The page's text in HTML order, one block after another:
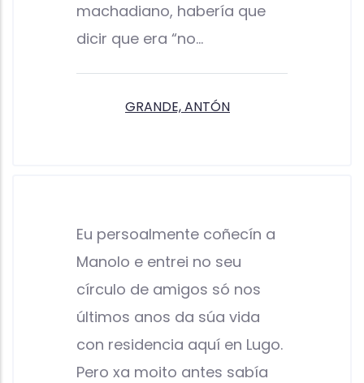
machadiano, habería que
dicir que era “no…
GRANDE, ANTÓN
Eu persoalmente coñecín a
Manolo e entrei no seu
círculo de amigos só nos
últimos anos da súa vida
con residencia aquí en Lugo.
Pero xa moito antes sabía